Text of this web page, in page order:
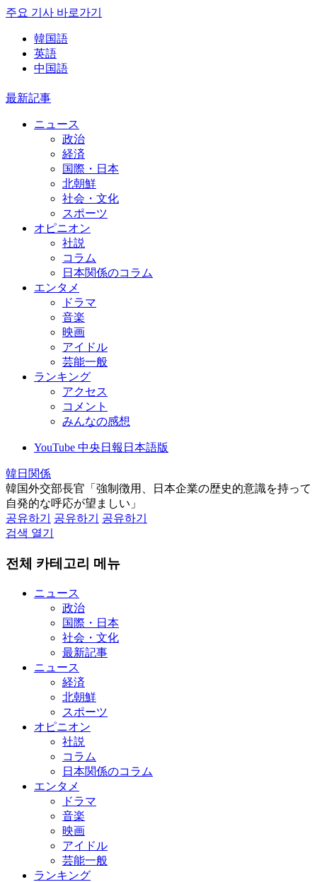
주요 기사 바로가기
韓国語
英語
中国語
最新記事
ニュース
政治
経済
国際・日本
北朝鮮
社会・文化
スポーツ
オピニオン
社説
コラム
日本関係のコラム
エンタメ
ドラマ
音楽
映画
アイドル
芸能一般
ランキング
アクセス
コメント
みんなの感想
YouTube 中央日報日本語版
韓日関係
韓国外交部長官「強制徴用、日本企業の歴史的意識を持って
自発的な呼応が望ましい」
공유하기
공유하기
공유하기
검색 열기
전체 카테고리 메뉴
ニュース
政治
国際・日本
社会・文化
最新記事
ニュース
経済
北朝鮮
スポーツ
オピニオン
社説
コラム
日本関係のコラム
エンタメ
ドラマ
音楽
映画
アイドル
芸能一般
ランキング